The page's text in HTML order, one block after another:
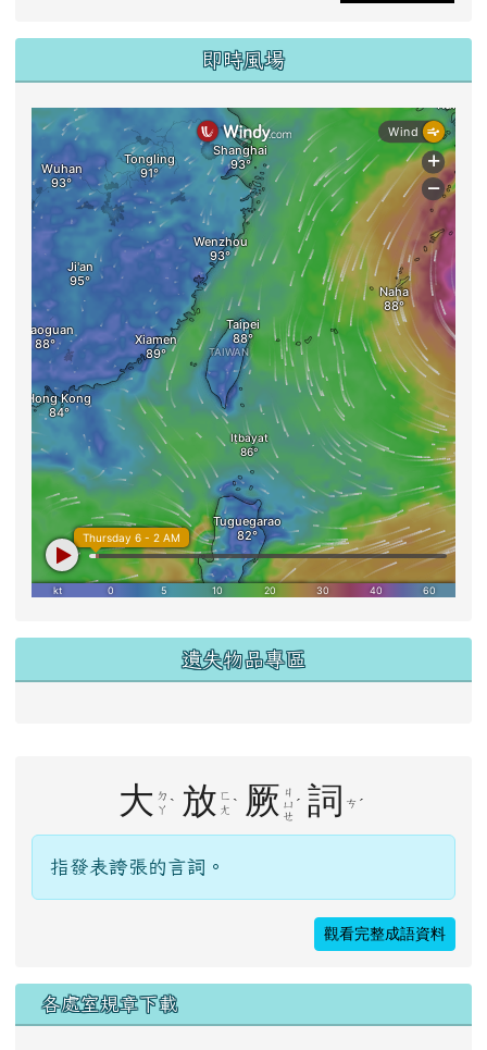
即時風場
遺失物品專區
大 ㄉ
ㄚ ˋ 放 ㄈ
ㄤ ˋ 厥 ㄐ
ㄩ
ㄝ
ˊ 詞 ㄘ ˊ
指發表誇張的言詞。
觀看完整成語資料
各處室規章下載